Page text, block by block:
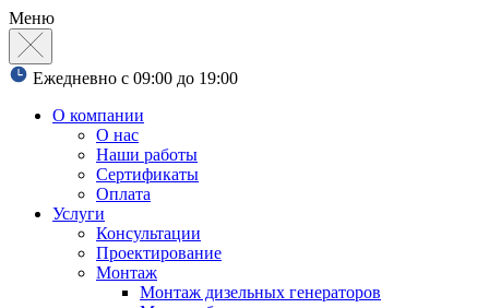
Меню
Ежедневно с 09:00 до 19:00
О компании
О нас
Наши работы
Сертификаты
Оплата
Услуги
Консультации
Проектирование
Монтаж
Монтаж дизельных генераторов